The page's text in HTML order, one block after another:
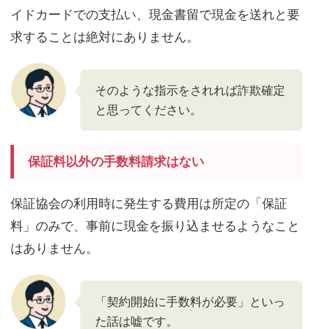
イドカードでの支払い、現金書留で現金を送れと要
求することは絶対にありません。
そのような指示をされれば詐欺確定
と思ってください。
保証料以外の手数料請求はない
保証協会の利用時に発生する費用は所定の「保証
料」のみで、事前に現金を振り込ませるようなこと
はありません。
「契約開始に手数料が必要」といっ
た話は嘘です。